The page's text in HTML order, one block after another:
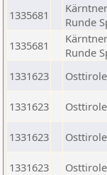
1335681
Runde
1335681
Runde
1331623
1331623
1331623
1331623